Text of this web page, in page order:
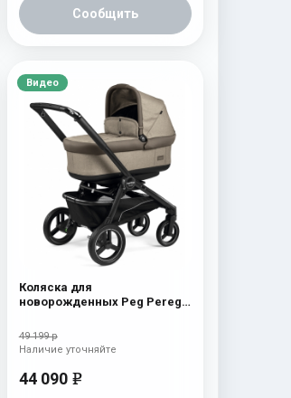
Сообщить
Видео
Коляска для
новорожденных Peg Perego
49 199 р
44 090 e
Наличие уточняйте